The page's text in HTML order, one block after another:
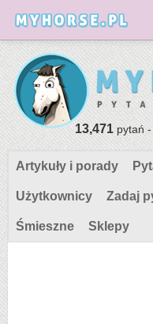
13,471pytań
Artykuły i porady
Użytkownicy Zadaj
Śmieszne Sklepy